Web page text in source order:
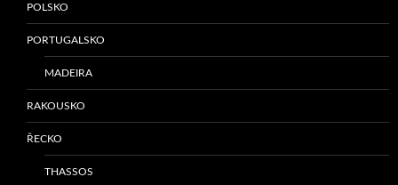
POLSKO
PORTUGALSKO
MADEIRA
RAKOUSKO
ŘECKO
THASSOS